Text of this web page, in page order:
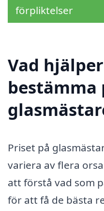
förpliktelser
Vad
bestämma
Priset på
variera av flera
att förstå vad som
för att få de bästa